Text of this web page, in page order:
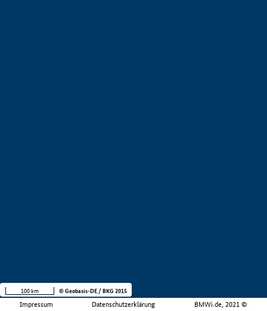
Impressum Datenschutzerklärung BMWi.de, 2021 ©
100 km © Geobasis-DE / BKG 2015